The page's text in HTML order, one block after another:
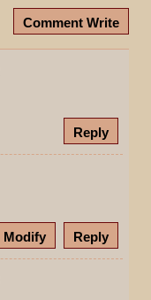
Comment Write
Reply
Modify Reply